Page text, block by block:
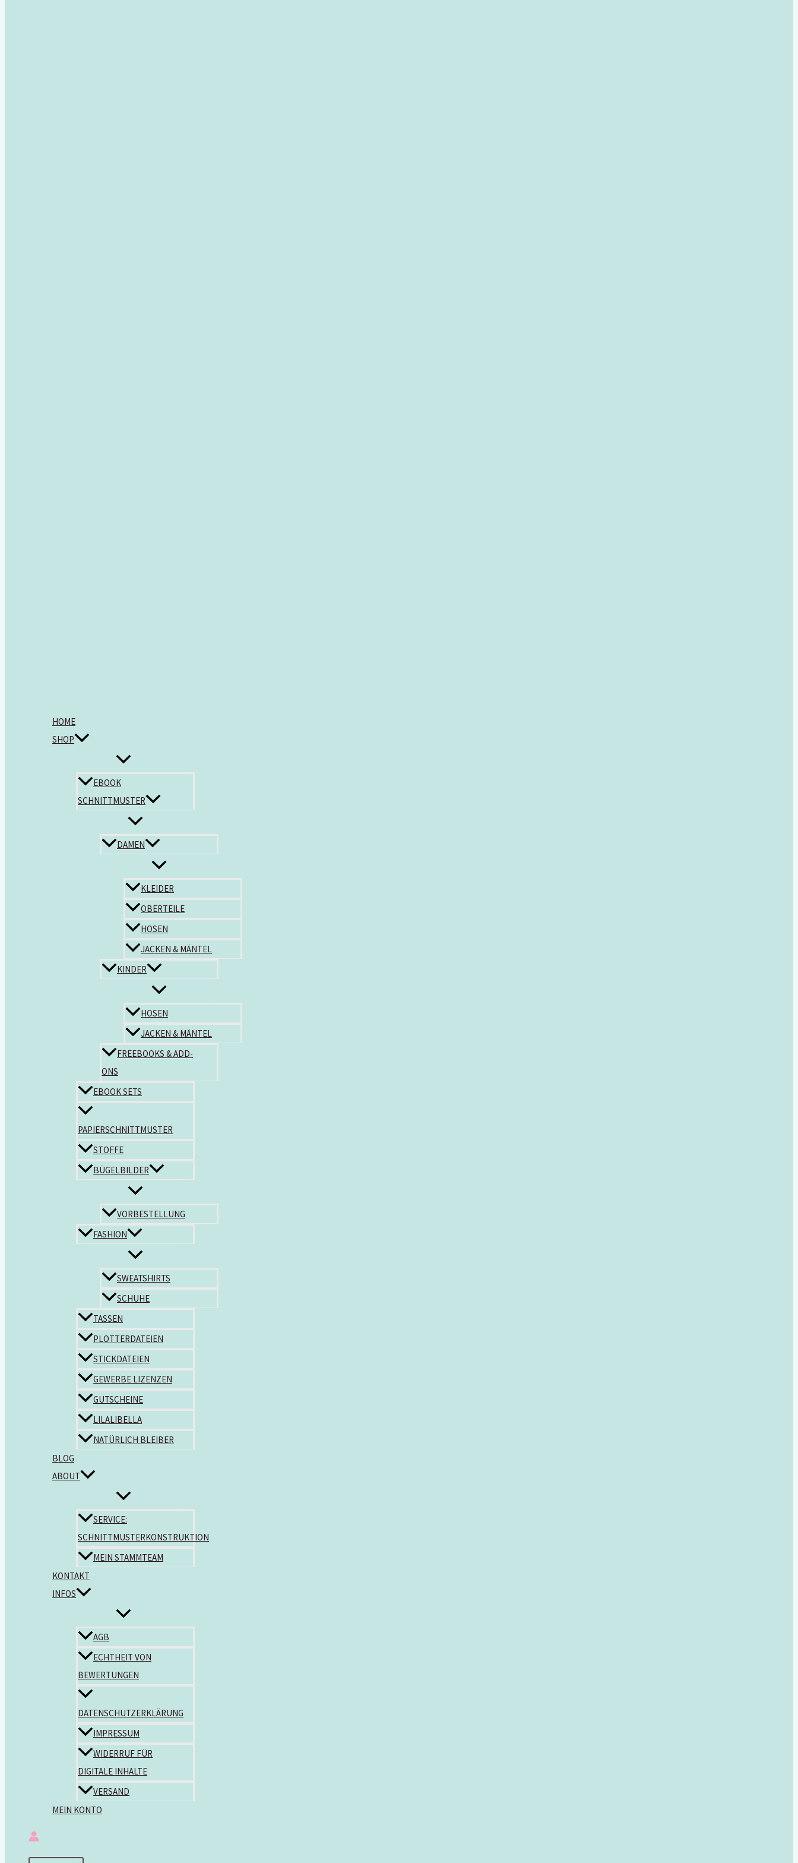
HOME
SHOP
EBOOK
SCHNITTMUSTER
DAMEN
KLEIDER
OBERTEILE
HOSEN
JACKEN & MÄNTEL
KINDER
HOSEN
JACKEN & MÄNTEL
FREEBOOKS & ADD-
ONS
EBOOK SETS
PAPIERSCHNITTMUSTER
STOFFE
BÜGELBILDER
VORBESTELLUNG
FASHION
SWEATSHIRTS
SCHUHE
TASSEN
PLOTTERDATEIEN
STICKDATEIEN
GEWERBE LIZENZEN
GUTSCHEINE
LILALIBELLA
NATÜRLICH BLEIBER
BLOG
ABOUT
SERVICE:
SCHNITTMUSTERKONSTRUKTION
MEIN STAMMTEAM
KONTAKT
INFOS
AGB
ECHTHEIT VON
BEWERTUNGEN
DATENSCHUTZERKLÄRUNG
IMPRESSUM
WIDERRUF FÜR
DIGITALE INHALTE
VERSAND
MEIN KONTO